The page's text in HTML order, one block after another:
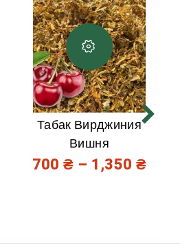
Табак Вирджиния
Вишня
700₴ – 1,350 ₴